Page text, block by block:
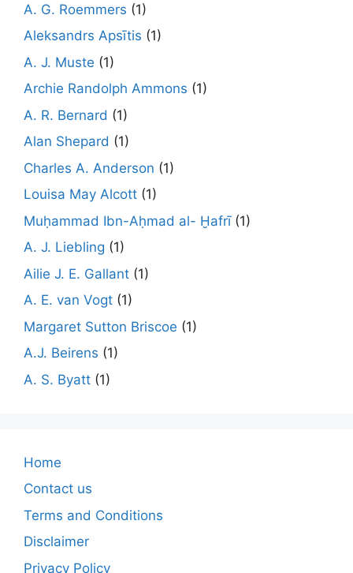
A. G. Roemmers (1)
Aleksandrs Apsītis (1)
A. J. Muste (1)
Archie Randolph Ammons (1)
A. R. Bernard (1)
Alan Shepard (1)
Charles A. Anderson (1)
Louisa May Alcott (1)
Muḥammad Ibn-Aḥmad al- Ḫafrī(1)
A. J. Liebling (1)
Ailie J. E. Gallant (1)
A. E. van Vogt (1)
Margaret Sutton Briscoe (1)
A.J. Beirens (1)
A. S. Byatt (1)
Home
Contact us
Terms and Conditions
Disclaimer
Privacy Policy